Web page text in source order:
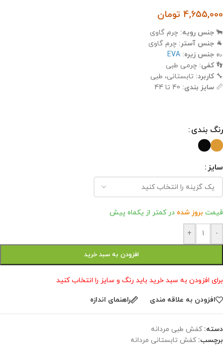
4,655,000 تومان
🐂 جنس رویه: چرم گاوی
🐐 جنس آستر: چرم گاوی
👞 جنس زیره: EVA
👣کفی: چرمی طبی
🔧کاربرد: تابستانی، طبی
📏 سایز بندی: 40 تا 44
رنگ بندی
سایز
قیمت بروز شده در کمتر از یکماه پیش
-
+
افزودن به سبد خرید
برای افزودن به سبد خرید باید رنگ و سایز را انتخاب کنید
افزودن به علاقه مندی راهنمای اندازه
دسته: کفش طبی مردانه
برچسب: کفش تابستانی مردانه